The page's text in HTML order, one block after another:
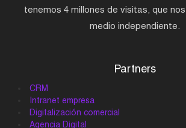
tenemos 4 millones de visitas, que
medio independiente.
Partners
CRM
Intranet empresa
Digitalización comercial
Agencia Digital